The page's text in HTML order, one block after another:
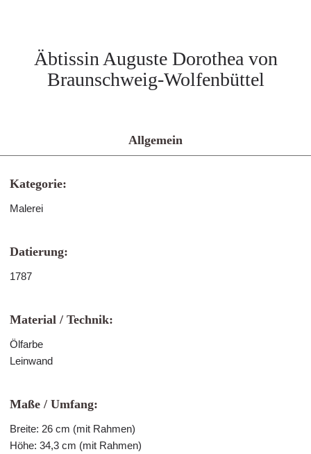
Äbtissin Auguste Dorothea von
Braunschweig-Wolfenbüttel
Allgemein
Kategorie:
Malerei
Datierung:
1787
Material / Technik:
Ölfarbe
Leinwand
Maße / Umfang:
Breite: 26 cm (mit Rahmen)
Höhe: 34,3 cm (mit Rahmen)